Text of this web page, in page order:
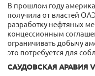
В прошлом году
получила от властей
разработку нефтяных
концессионным
ограничивать добычу
это потребуется для
САУДОВСКАЯ АРАВИЯ